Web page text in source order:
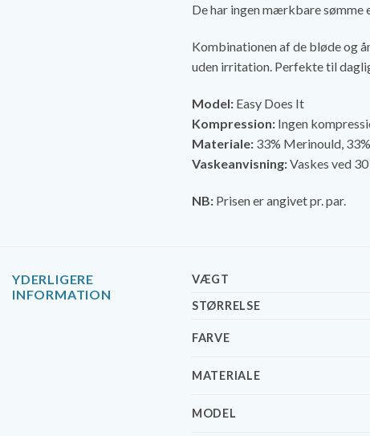
De har ingen mærkbare
Kombinationen af de bløde og
uden irritation. Perfekte til
Model: Easy Does It
Kompression: Ingen
Materiale: 33% Merinould,
Vaskeanvisning:Vaskes ved
NB: Prisen er angivet pr. par.
YDERLIGERE
INFORMATION
VÆGT
STØRRELSE
FARVE
MATERIALE
MODEL